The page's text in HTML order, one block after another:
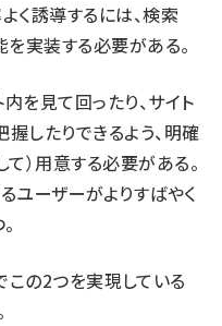
く誘導するには、検索
を実装する必要がある。
を見て回ったり、サイト
したりできるよう、明確
）用意する必要がある。
ユーザーがよりすばやく
この2つを実現している